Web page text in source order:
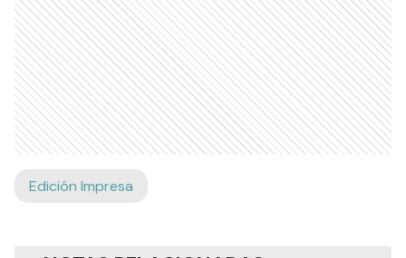
Edición Impresa